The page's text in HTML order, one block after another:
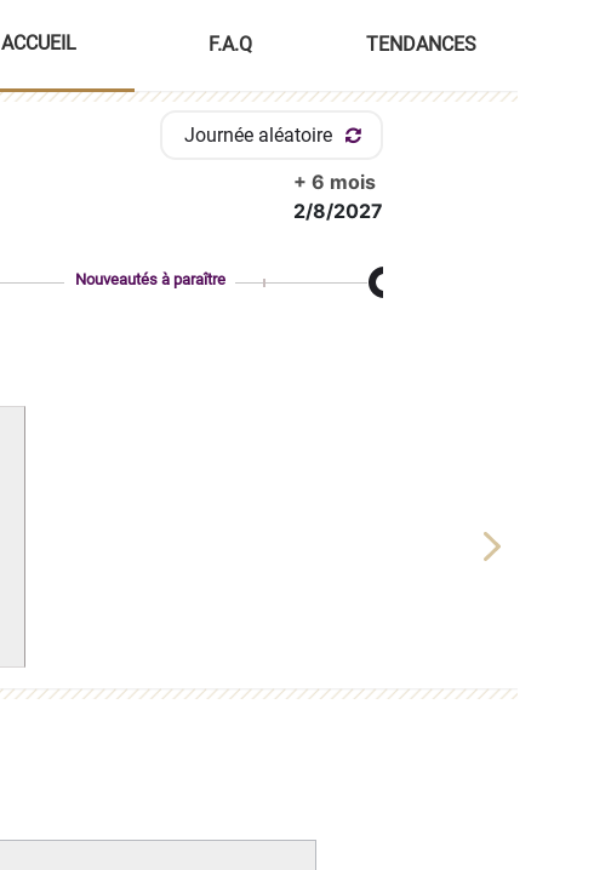
ACCUEIL F.A.Q TENDANCES
Journée aléatoire
+ 6 mois
2/8/2027
Nouveautés à paraître
Next